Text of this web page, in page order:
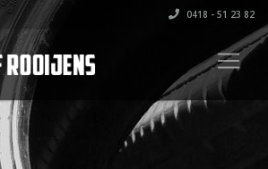
0418 - 51 23 82